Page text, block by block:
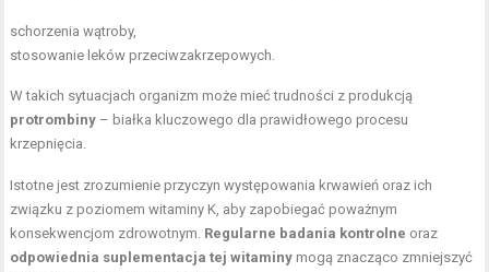
schorzenia wątroby,
stosowanie leków przeciwzakrzepowych.
W takich sytuacjach organizm może mieć trudności z produkcją
protrombiny – białka kluczowego dla prawidłowego procesu
krzepnięcia.
Istotne jest zrozumienie przyczyn występowania krwawień oraz ich
związku z poziomem witaminy K, aby zapobiegać poważnym
konsekwencjom zdrowotnym. Regularne badania kontrolne oraz
odpowiednia suplementacja tej witaminy mogą znacząco zmniejszyć